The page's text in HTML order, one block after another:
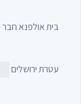
בית אולפנא
עטרת ירושלים